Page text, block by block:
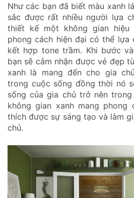
Như các bạn đã biết màu xanh
sắc được rất nhiều người lựa
thiết kế một không gian hiệu
phong cách hiện đại có thể lựa
kết hợp tone trầm. Khi bước
bạn sẽ cảm nhận được vẻ đẹp
xanh là mang đến cho gia
trong cuộc sống đồng thời nó
sống của gia chủ trở nên
không gian xanh mang phong
thích được sự sáng tạo và làm
chủ.